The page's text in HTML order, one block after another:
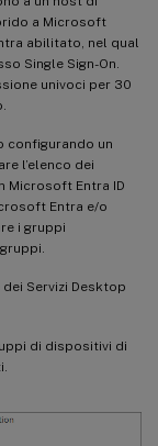
a Microsoft
abilitato, nel qual
Single Sign-On.
univoci per 30
configurando un
l’elenco dei
Microsoft Entra ID
Entra e/o
i gruppi
Servizi Desktop
di dispositivi di